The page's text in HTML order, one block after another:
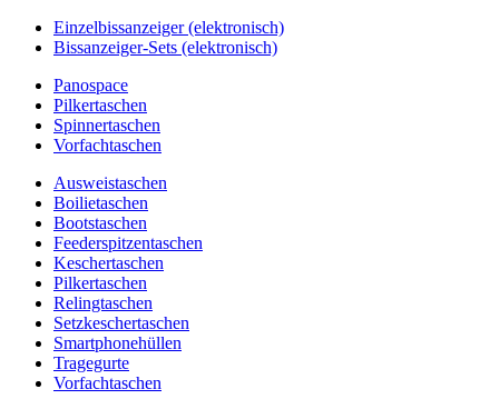
Einzelbissanzeiger (elektronisch)
Bissanzeiger-Sets (elektronisch)
Panospace
Pilkertaschen
Spinnertaschen
Vorfachtaschen
Ausweistaschen
Boilietaschen
Bootstaschen
Feederspitzentaschen
Keschertaschen
Pilkertaschen
Relingtaschen
Setzkeschertaschen
Smartphonehüllen
Tragegurte
Vorfachtaschen